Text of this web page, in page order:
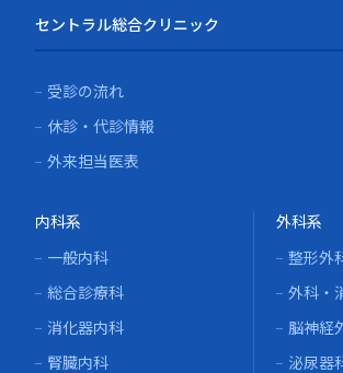
セントラル総合クリニック
受診の流れ
休診・代診情報
外来担当医表
内科系
一般内科
総合診療科
消化器内科
腎臓内科
外科系
整形外
外科・
脳神経
泌尿器